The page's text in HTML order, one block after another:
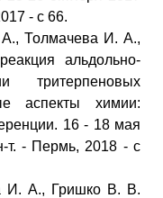
- с 66.
Толмачева И. А.,
альдольно-
тритерпеновых
аспекты химии:
16 - 18 мая
т. - Пермь, 2018 - с
И. А., Гришко В. В.